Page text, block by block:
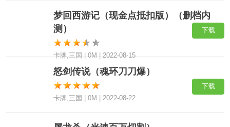
梦回西游记（现金点抵扣版）（删档内
测）
卡牌,三国 | 0M | 2022-08-15
下载
怒剑传说（魂环刀刀爆）
卡牌,三国 | 0M | 2022-08-22
下载